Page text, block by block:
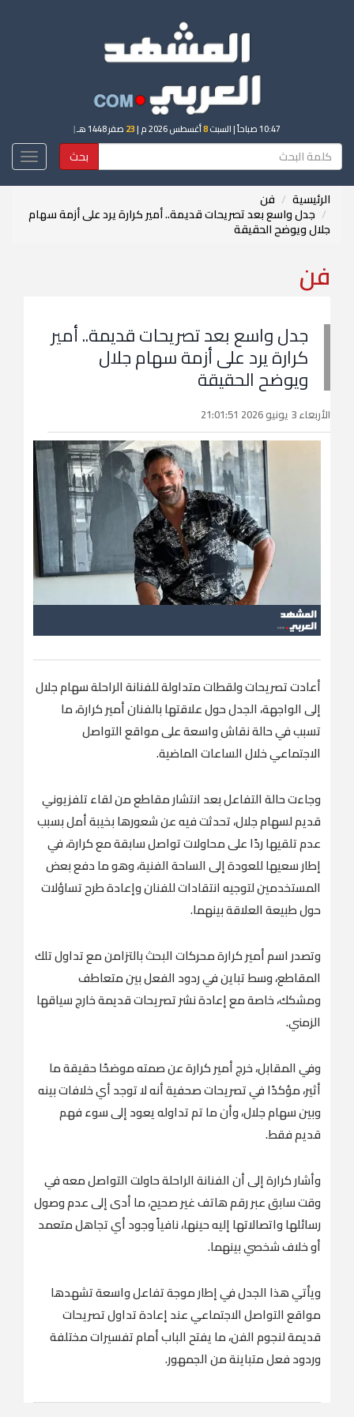
10:47 صباحاً | السبت8أغسطس 2026 م | 23 صفر 1448 هـ |
بحث
الرئيسية فن
جدل واسع بعد تصريحات قديمة.. أمير كرارة يرد على أزمة سهام
جلال ويوضح الحقيقة
فن
جدل واسع بعد تصريحات قديمة.. أمير
كرارة يرد على أزمة سهام جلال
ويوضح الحقيقة
الأربعاء 3 يونيو 2026 21:01:51
أعادت تصريحات ولقطات متداولة للفنانة الراحلة سهام جلال
إلى الواجهة، الجدل حول علاقتها بالفنان أمير كرارة، ما
تسبب في حالة نقاش واسعة على مواقع التواصل
الاجتماعي خلال الساعات الماضية.
وجاءت حالة التفاعل بعد انتشار مقاطع من لقاء تلفزيوني
قديم لسهام جلال، تحدثت فيه عن شعورها بخيبة أمل بسبب
عدم تلقيها ردًا على محاولات تواصل سابقة مع كرارة، في
إطار سعيها للعودة إلى الساحة الفنية، وهو ما دفع بعض
المستخدمين لتوجيه انتقادات للفنان وإعادة طرح تساؤلات
حول طبيعة العلاقة بينهما.
وتصدر اسم أمير كرارة محركات البحث بالتزامن مع تداول تلك
المقاطع، وسط تباين في ردود الفعل بين متعاطف
ومشكك، خاصة مع إعادة نشر تصريحات قديمة خارج سياقها
الزمني.
وفي المقابل، خرج أمير كرارة عن صمته موضحًا حقيقة ما
أثير، مؤكدًا في تصريحات صحفية أنه لا توجد أي خلافات بينه
وبين سهام جلال، وأن ما تم تداوله يعود إلى سوء فهم
قديم فقط.
وأشار كرارة إلى أن الفنانة الراحلة حاولت التواصل معه في
وقت سابق عبر رقم هاتف غير صحيح، ما أدى إلى عدم وصول
رسائلها واتصالاتها إليه حينها، نافياً وجود أي تجاهل متعمد
أو خلاف شخصي بينهما.
ويأتي هذا الجدل في إطار موجة تفاعل واسعة تشهدها
مواقع التواصل الاجتماعي عند إعادة تداول تصريحات
قديمة لنجوم الفن، ما يفتح الباب أمام تفسيرات مختلفة
وردود فعل متباينة من الجمهور.